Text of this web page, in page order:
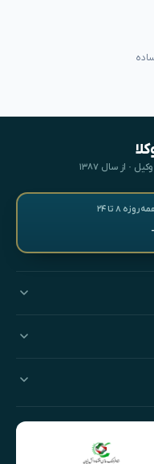
· از سال ۱۳۸۷
۸ تا ۲۴